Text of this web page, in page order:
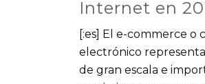
Internet en
[:es] El e-commerce o
electrónico
de gran escala e